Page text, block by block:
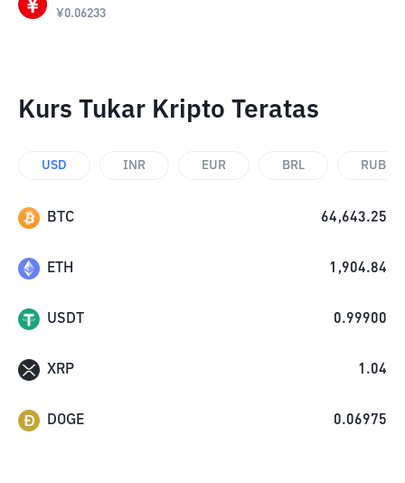
¥0.06233
Kurs Tukar Kripto Teratas
USD INR EUR BRL RUB
BTC 64,643.25
ETH 1,904.84
USDT 0.99900
XRP 1.04
DOGE 0.06975